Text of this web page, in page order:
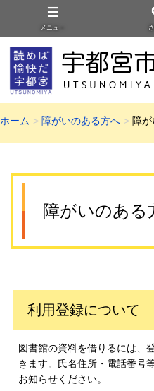
メニュ－
ホーム 障がいのある方へ 障
障がいのある
利用登録について
図書館の資料を借りるには、
きます。氏名住所・電話番号
お知らせください。